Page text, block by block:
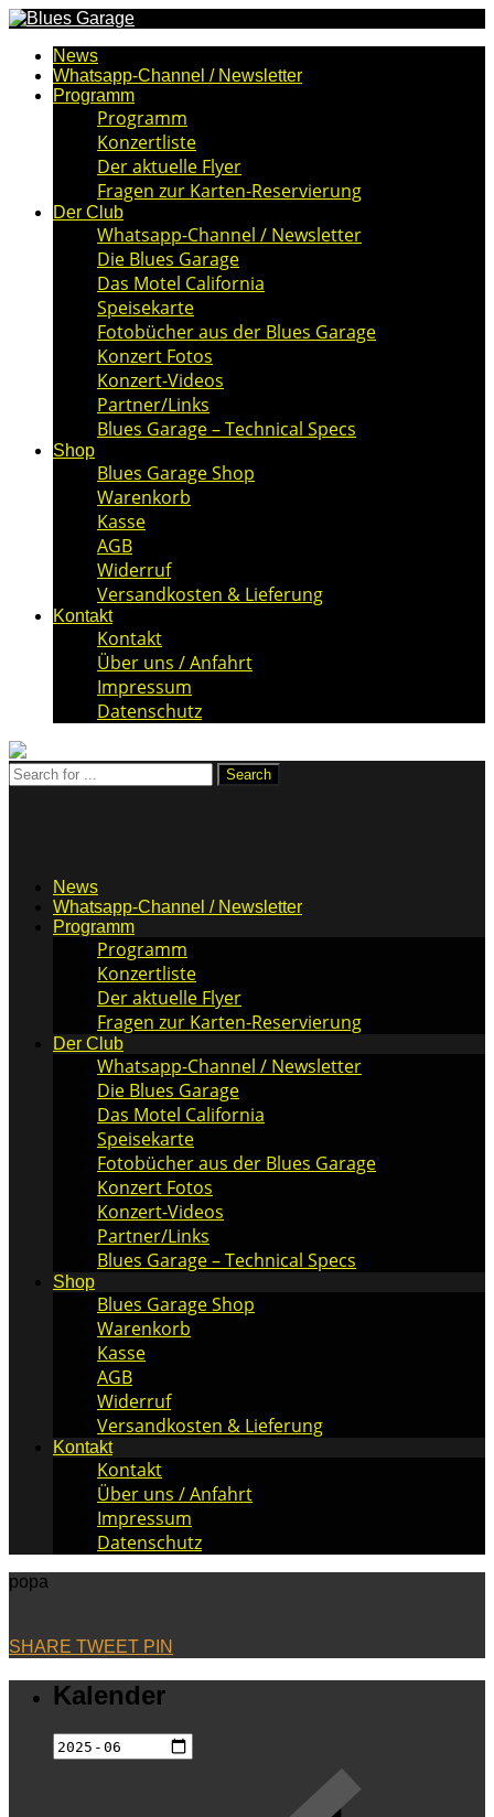
News
Whatsapp-Channel / Newsletter
Programm
Programm
Konzertliste
Der aktuelle Flyer
Fragen zur Karten-Reservierung
Der Club
Whatsapp-Channel / Newsletter
Die Blues Garage
Das Motel California
Speisekarte
Fotobücher aus der Blues Garage
Konzert Fotos
Konzert-Videos
Partner/Links
Blues Garage – Technical Specs
Shop
Blues Garage Shop
Warenkorb
Kasse
AGB
Widerruf
Versandkosten & Lieferung
Kontakt
Kontakt
Über uns / Anfahrt
Impressum
Datenschutz
News
Whatsapp-Channel / Newsletter
Programm
Programm
Konzertliste
Der aktuelle Flyer
Fragen zur Karten-Reservierung
Der Club
Whatsapp-Channel / Newsletter
Die Blues Garage
Das Motel California
Speisekarte
Fotobücher aus der Blues Garage
Konzert Fotos
Konzert-Videos
Partner/Links
Blues Garage – Technical Specs
Shop
Blues Garage Shop
Warenkorb
Kasse
AGB
Widerruf
Versandkosten & Lieferung
Kontakt
Kontakt
Über uns / Anfahrt
Impressum
Datenschutz
popa
SHARE TWEET PIN
Kalender